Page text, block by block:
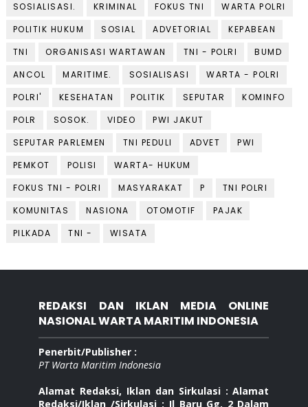
SOSIALISASI.
KRIMINAL FOKUS TNI
WARTA POLRI
POLITIK HUKUM
SOSIAL ADVETORIAL
KEPABEAN
TNI
ORGANISASI WARTAWAN TNI - POLRI
BUMD
ANCOL
MARITIME. SOSIALISASI
WARTA - POLRI
POLRI'
KESEHATAN POLITIK SEPUTAR
KOMINFO
POLR
SOSOK. VIDEO
PWI JAKUT
SEPUTAR PARLEMEN
TNI PEDULI ADVET
PWI
PEMKOT
POLISI
WARTA- HUKUM
FOKUS TNI - POLRI
MASYARAKAT P
TNI POLRI
KOMUNITAS
NASIONA OTOMOTIF
PAJAK
PILKADA
TNI - WISATA
REDAKSI DAN IKLAN MEDIA ONLINE
NASIONAL WARTA MARITIM INDONESIA
Penerbit/Publisher :
PT Warta Maritim Indonesia
Alamat Redaksi, Iklan dan Sirkulasi : Alamat
Redaksi/Iklan /Sirkulasi : Jl Baru Gg. 2 Dalam